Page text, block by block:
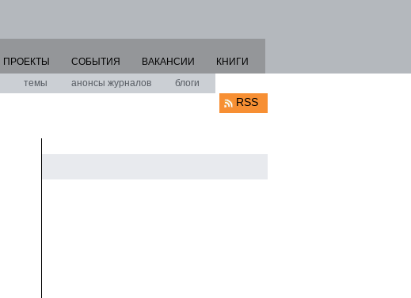
темы анонсы журналов блоги
ПРОЕКТЫ СОБЫТИЯ ВАКАНСИИ КНИГИ
RSS